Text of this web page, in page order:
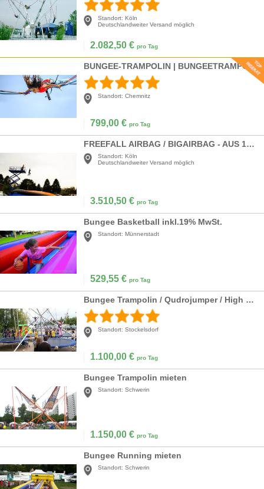
Standort: Köln
Deutschlandweiter Versand möglich
2.082,50 € pro Tag
BUNGEE-TRAMPOLIN | BUNGEETRAMPOLIN | TRAMPOLIN
Standort: Chemnitz
799,00 € pro Tag
FREEFALL AIRBAG / BIGAIRBAG - AUS 12 METERN HÖHE IN EIN LUFTKISSEN SPRINGEN!
Standort: Köln
Deutschlandweiter Versand möglich
3.510,50 € pro Tag
Bungee Basketball inkl.19% MwSt.
Standort: Münnerstadt
529,55 € pro Tag
Bungee Trampolin / Qudrojumper / High Jumper
Standort: Stockelsdorf
1.100,00 € pro Tag
Bungee Trampolin mieten
Standort: Schwerin
1.150,00 € pro Tag
Bungee Running mieten
Standort: Schwerin